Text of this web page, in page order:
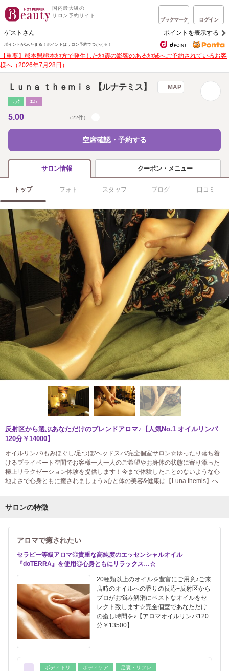
国内最大級の
サロン予約サイト
ブックマーク ログイン
ゲストさん ポイントを表示する
ポイントが1%たまる！ ポイントはサロン予約でつかえる！
【重要】熊本県熊本地方で発生した地震の影響のある地域へご予約されているお客
様へ（2026年7月28日）
Ｌｕｎａ ｔｈｅｍｉｓ 【ルナテミス】 MAP
ﾘﾗｸ ｴｽﾃ
5.00 （22件）
空席確認・予約する
サロン情報 クーポン・メニュー
トップ フォト スタッフ ブログ 口コミ
反射区から選ぶあなただけのブレンドアロマ♪【人気No.1 オイルリンパ
120分￥14000】
オイルリンパ/もみほぐし/足つぼ/ヘッドスパ/完全個室サロン☆ゆったり落ち着
けるプライベート空間でお客様一人一人のご希望やお身体の状態に寄り添った
極上リラクゼーション体験を提供します！今まで体験したことのないような心
地よさで心身ともに癒されましょう♪心と体の美容&健康は【Luna themis】へ
サロンの特徴
アロマで癒されたい
セラピー等級アロマ◎貴重な高純度のエッセンシャルオイル
『doTERRA』を使用◎心身ともにリラックス…☆
20種類以上のオイルを豊富にご用意♪ご来
店時のオイルへの香りの反応+反射区から
プロがお悩み解消にベストなオイルをセ
レクト致します☆完全個室であなただけ
の癒し時間を♪【アロマオイルリンパ120
分￥13500】
ボディトリ ボディケア 足裏・リフレ